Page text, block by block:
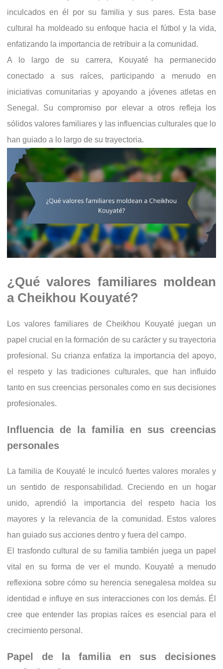
inculcados en él por su familia y sus pares. Esta base
cultural ha moldeado su enfoque hacia el fútbol y la vida,
enfatizando la importancia de retribuir a la comunidad.
A lo largo de su carrera, Kouyaté ha permanecido
conectado a sus raíces, participando a menudo en
iniciativas comunitarias y apoyando a jóvenes atletas en
Senegal. Su compromiso por elevar a otros refleja los
sólidos valores familiares y las influencias culturales que lo
han guiado a lo largo de su trayectoria.
¿Qué valores familiares moldean
a Cheikhou Kouyaté?
Los valores familiares de Cheikhou Kouyaté juegan un
papel crucial en la formación de su carácter y su trayectoria
profesional. Su crianza enfatiza la importancia del apoyo,
el respeto y las tradiciones culturales, que han influido
tanto en sus creencias personales como en sus decisiones
profesionales.
Influencia de la familia en sus creencias
personales
La familia de Kouyaté le inculcó fuertes valores morales y
un sentido de responsabilidad. Creciendo en un hogar
unido, aprendió la importancia del respeto hacia los
mayores y la relevancia de la comunidad. Estos valores
han guiado sus acciones dentro y fuera del campo.
El trasfondo cultural de su familia también juega un papel
vital en su forma de ver el mundo. Kouyaté a menudo
reflexiona sobre cómo su herencia senegalesa moldea su
identidad e influye en sus interacciones con los demás. Él
cree que entender las propias raíces es esencial para el
crecimiento personal.
Papel de la familia en sus decisiones